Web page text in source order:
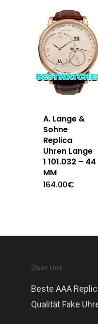
A. Lange &
Sohne
Replica
Uhren Lange
1 101.032 – 44
MM
164.00€
Über Uns
Beste AAA
Qualität Fake